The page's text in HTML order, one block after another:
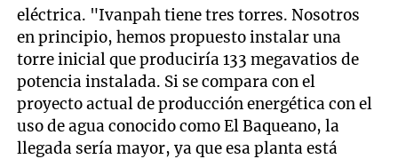
eléctrica. "Ivanpah tiene tres torres. Nosotros
en principio, hemos propuesto instalar una
torre inicial que produciría 133 megavatios de
potencia instalada. Si se compara con el
proyecto actual de producción energética con el
uso de agua conocido como El Baqueano, la
llegada sería mayor, ya que esa planta está